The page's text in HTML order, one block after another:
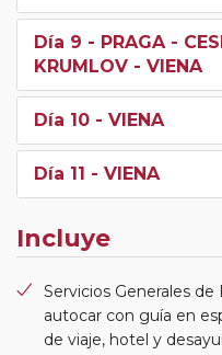
Día 9 - PRAGA -
KRUMLOV - VIENA
Día 10 - VIENA
Día 11 - VIENA
Incluye
Servicios Generales
autocar con guía en
de viaje, hotel y